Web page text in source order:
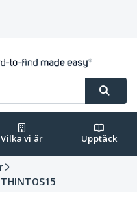
Vilka vi är Upptäck
THINTOS15